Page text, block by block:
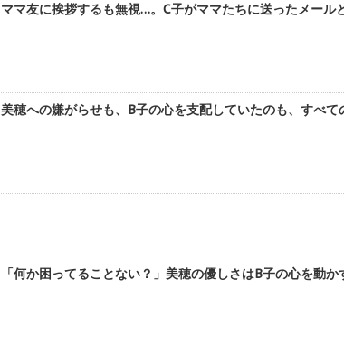
ママ友に挨拶するも無視…。C子がママたちに送ったメール
美穂への嫌がらせも、B子の心を支配していたのも、すべ
「何か困ってることない？」美穂の優しさはB子の心を動